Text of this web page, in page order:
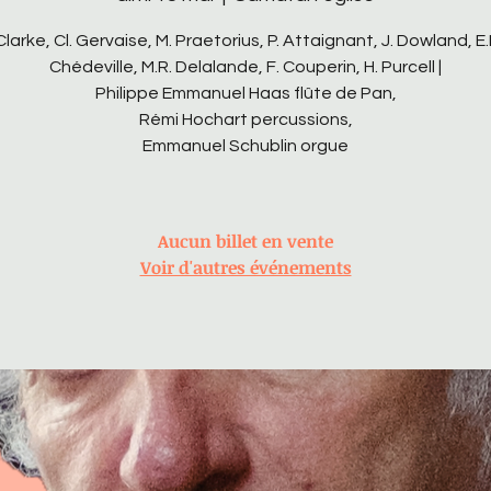
Cl. Gervaise, M. Praetorius, P. Attaignant, J. Dowland,
Chédeville, M.R. Delalande, F. Couperin, H. Purcell |
Philippe Emmanuel Haas flûte de Pan,
Rémi Hochart percussions,
Emmanuel Schublin orgue
Aucun billet en vente
Voir d'autres événements